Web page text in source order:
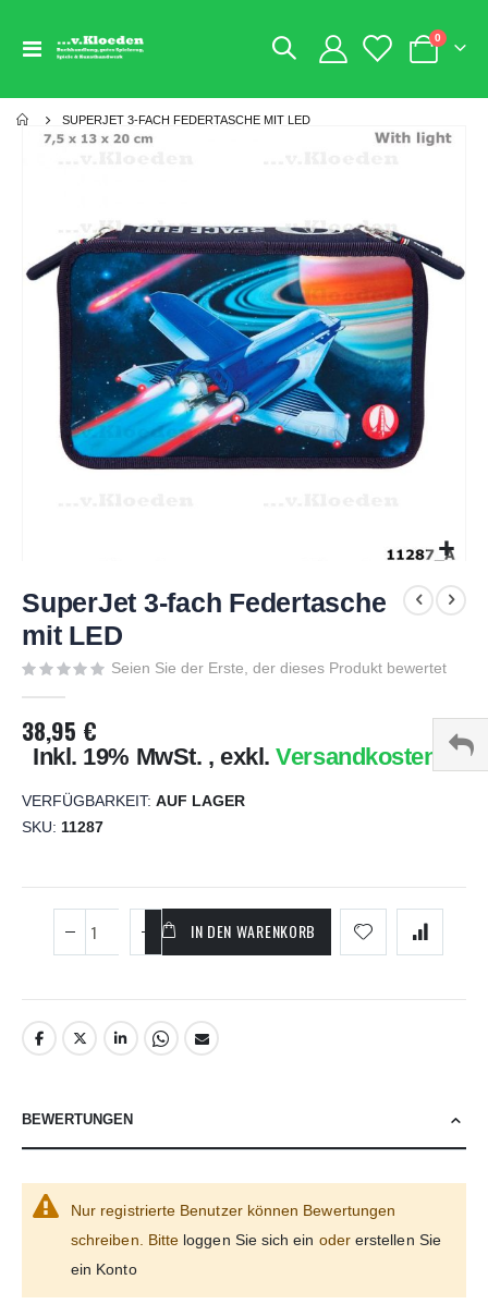
Navigation
Warenkorb
0 Artikel
SUPERJET 3-FACH FEDERTASCHE MIT LED
Zum
Anfang
der
Bildgalerie
springen
SuperJet 3-fach Federtasche
mit LED
Seien Sie der Erste, der dieses Produkt bewertet
38,95 €
Inkl. 19% MwSt. , exkl.Versandkosten
VERFÜGBARKEIT: AUF LAGER
SKU 11287
IN DEN WARENKORB
BEWERTUNGEN
Nur registrierte Benutzer können Bewertungen
schreiben. Bitte loggen Sie sich ein oder erstellen Sie
ein Konto